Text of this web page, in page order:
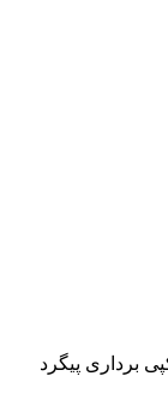
برداری پیگرد